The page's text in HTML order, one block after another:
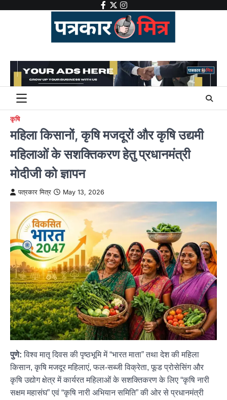
facebook
twitter
instagram
कृषि
महिला किसानों, कृषि मजदूरों और कृषि उद्यमी
महिलाओं के सशक्तिकरण हेतु प्रधानमंत्री
मोदीजी को ज्ञापन
पत्रकार मित्र May 13, 2026
पुणे: विश्व मातृ दिवस की पृष्ठभूमि में “भारत माता” तथा देश की महिला
किसान, कृषि मजदूर महिलाएं, फल-सब्जी विक्रेता, फूड प्रोसेसिंग और
कृषि उद्योग क्षेत्र में कार्यरत महिलाओं के सशक्तिकरण के लिए “कृषि नारी
सक्षम महासंघ” एवं “कृषि नारी अभियान समिति” की ओर से प्रधानमंत्री